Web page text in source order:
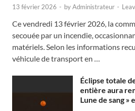
13 février 2026 - byAdministrateur -
Ce vendredi 13 février 2026, la
secouée par un incendie,
matériels. Selon les informations
véhicule de transport en …
Éclipse totale
entière aura
Lune de sang »